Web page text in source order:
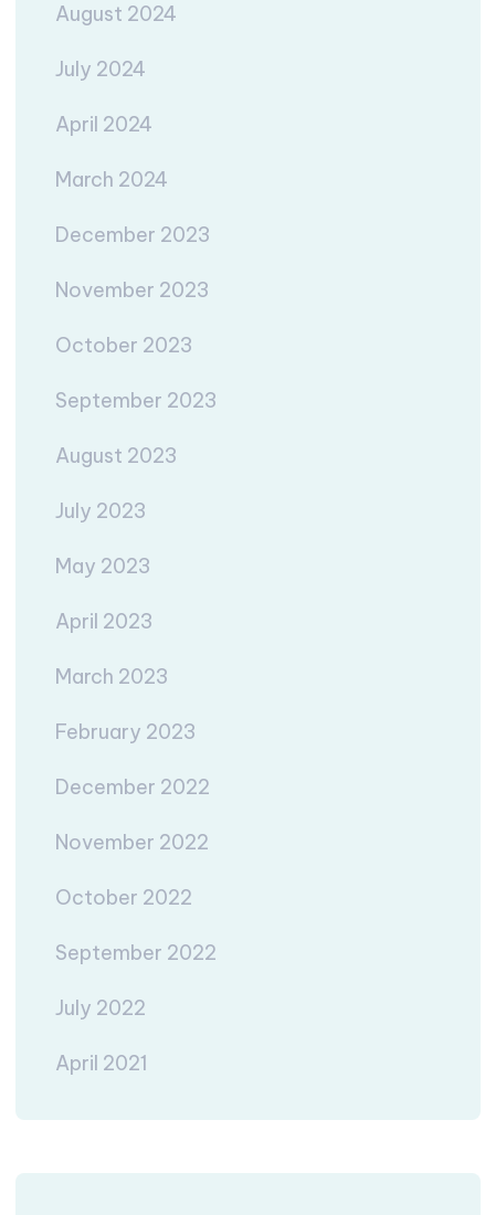
August 2024
July 2024
April 2024
March 2024
December 2023
November 2023
October 2023
September 2023
August 2023
July 2023
May 2023
April 2023
March 2023
February 2023
December 2022
November 2022
October 2022
September 2022
July 2022
April 2021